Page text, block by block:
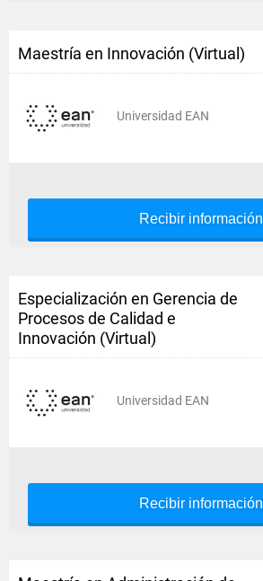
Maestría en Innovación (Virtual)
Universidad EAN
Recibir información
Especialización en Gerencia de
Procesos de Calidad e
Innovación (Virtual)
Universidad EAN
Recibir información